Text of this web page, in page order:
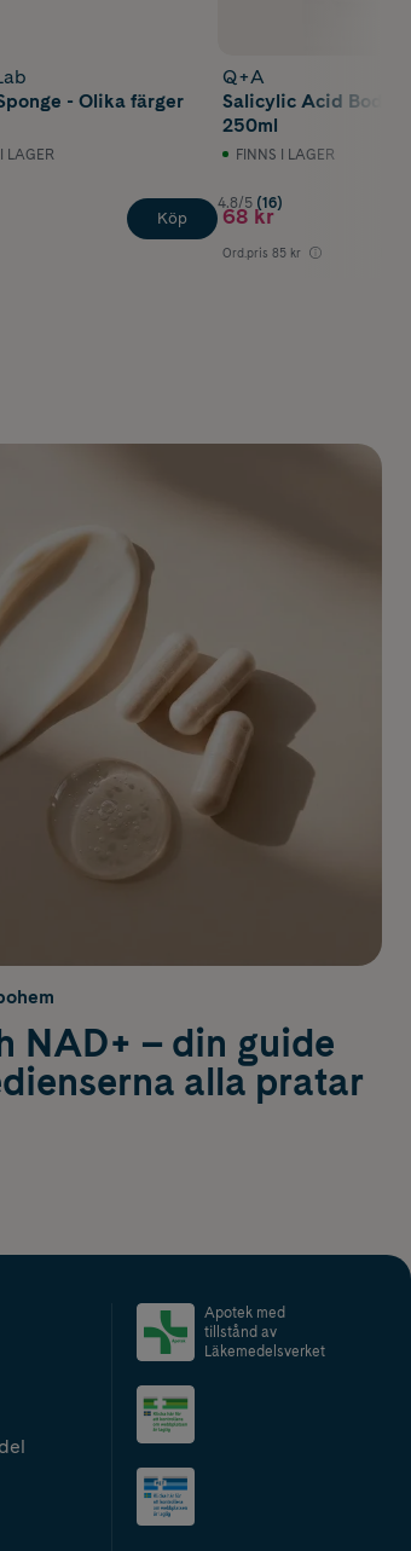
- Olika färger
LAGER
Köp
Q+A
Salicylic Acid Body
250ml
FINNS I LAGER
4.8/5 (16)
68 kr
Ord.pris 85 kr
NAD+ – din guide
alla pratar
Apotek med
tillstånd av
Läkemedelsverket